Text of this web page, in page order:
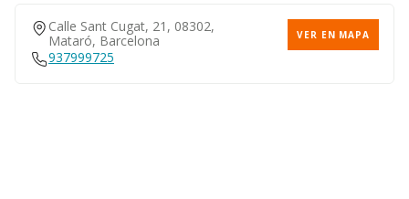
Calle Sant Cugat, 21, 08302,
Mataró, Barcelona
VER EN MAPA
937999725